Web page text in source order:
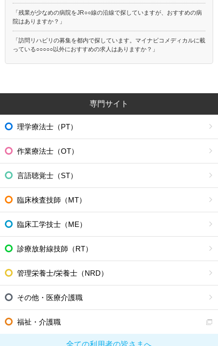
「残業が少なめの病院をJR○○線の沿線で探していますが、おすすめの病
院はありますか？」
「訪問リハビリの募集を都内で探しています。マイナビコメディカルに載
っている○○○○○以外におすすめの求人はありますか？」
専門サイト
理学療法士（PT）
作業療法士（OT）
言語聴覚士（ST）
臨床検査技師（MT）
臨床工学技士（ME）
診療放射線技師（RT）
管理栄養士/栄養士（NRD）
その他・医療介護職
福祉・介護職
全ての利用者の皆さまへ